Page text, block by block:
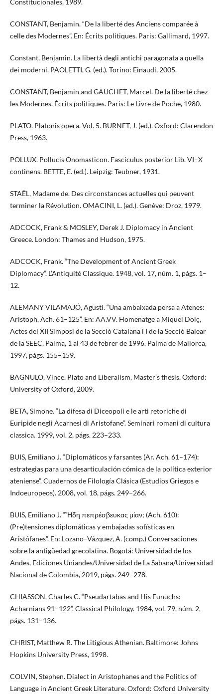
CONSTANT, Benjamin. “De la liberté des Anciens comparée à
celle des Modernes”. En: Écrits politiques. Paris: Gallimard, 1997.
Constant, Benjamin. La libertà degli antichi paragonata a quella
dei moderni. PAOLETTI, G. (ed.). Torino: Einaudi, 2005.
CONSTANT, Benjamin and GAUCHET, Marcel. De la liberté chez
les Modernes. Écrits politiques. Paris: Le Livre de Poche, 1980.
PLATO. Platonis opera. Vol. 5. BURNET, J. (ed.). Oxford: Clarendon
Press, 1963.
POLLUX. Pollucis Onomasticon. Fasciculus posterior Lib. VI–X
continens. BETTE, E. (ed.). Leipzig: Teubner, 1931.
STAËL, Madame de. Des circonstances actuelles qui peuvent
terminer la Révolution. OMACINI, L. (ed.). Genève: Droz, 1979.
ADCOCK, Frank & MOSLEY, Derek J. Diplomacy in Ancient
Greece. London: Thames and Hudson, 1975.
ADCOCK, Frank. “The Development of Ancient Greek
Diplomacy”. L’Antiquité Classique. 1948, vol. 17, núm. 1, págs. 1–
12.
ALEMANY VILAMAJÓ, Agustí. “Una ambaixada persa a Atenes:
Aristoph. Ach. 61–125”. En: AA.VV. Homenatge a Miquel Dolç,
Actes del XII Simposi de la Secció Catalana i I de la Secció Balear
de la SEEC, Palma, 1 al 43 de febrer de 1996. Palma de Mallorca,
1997, págs. 155–159.
BAGNULO, Vince. Plato and Liberalism, Master’s thesis. Oxford:
University of Oxford, 2009.
BETA, Simone. “La difesa di Diceopoli e le arti retoriche di
Euripide negli Acarnesi di Aristofane”. Seminari romani di cultura
classica. 1999, vol. 2, págs. 223–233.
BUIS, Emiliano J. “Diplomáticos y farsantes (Ar. Ach. 61–174):
estrategias para una desarticulación cómica de la política exterior
ateniense”. Cuadernos de Filología Clásica (Estudios Griegos e
Indoeuropeos). 2008, vol. 18, págs. 249–266.
BUIS, Emiliano J. “Ἤδη πεπρέσβευκας μίαν; (Ach. 610):
(Pre)tensiones diplomáticas y embajadas sofísticas en
Aristófanes”. En: Lozano–Vázquez, A. (comp.) Conversaciones
sobre la antigüedad grecolatina. Bogotá: Universidad de los
Andes, Ediciones Uniandes/Universidad de La Sabana/Universidad
Nacional de Colombia, 2019, págs. 249–278.
CHIASSON, Charles C. “Pseudartabas and His Eunuchs:
Acharnians 91–122”. Classical Philology. 1984, vol. 79, núm. 2,
págs. 131–136.
CHRIST, Matthew R. The Litigious Athenian. Baltimore: Johns
Hopkins University Press, 1998.
COLVIN, Stephen. Dialect in Aristophanes and the Politics of
Language in Ancient Greek Literature. Oxford: Oxford University